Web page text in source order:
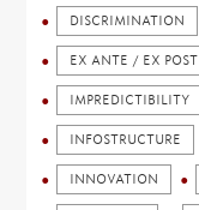
DISCRIMINATION
EX ANTE / EX POST
IMPREDICTIBILITY
INFOSTRUCTURE
INNOVATION